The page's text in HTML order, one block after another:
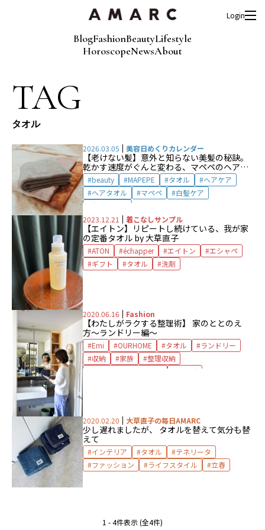
BlogFashionBeautyLifestyle
HoroscopeNewsAbout
Login
TAG
タオル
2026.03.05 美容日めくりカレンダー
【老けない髪】意外と知らない美髪の秘訣。
乾かす速度がぐんと変わる、マペペのヘアタ
オル by 水井真理子
beauty MAPEPE タオル
ヘアケア
ヘアタオル
マペペ
白髪ケア
老けない髪
2023.12.21
着こなしサンプル
【エイトン】リピートし続けている、我が家
の定番タオル by 大草直子
ATON échapper エイトン
エシャペ
ギフト
タオル 洗剤
2020.06.16 Fashion
【わたしがラクする整理術】 家のととのえ
方〜ランドリー編〜
Emi OURHOME タオル
ランドリー
収納
家族
整理収納
洗面所
2020.02.20 大草直子の毎日AMARC
少し遅れましたが、 タオルを替えて気分も替
えて
インテリア タオル
テネリータ
ファッション
ライフスタイル 立春
1 - 4件表示 (全4件)